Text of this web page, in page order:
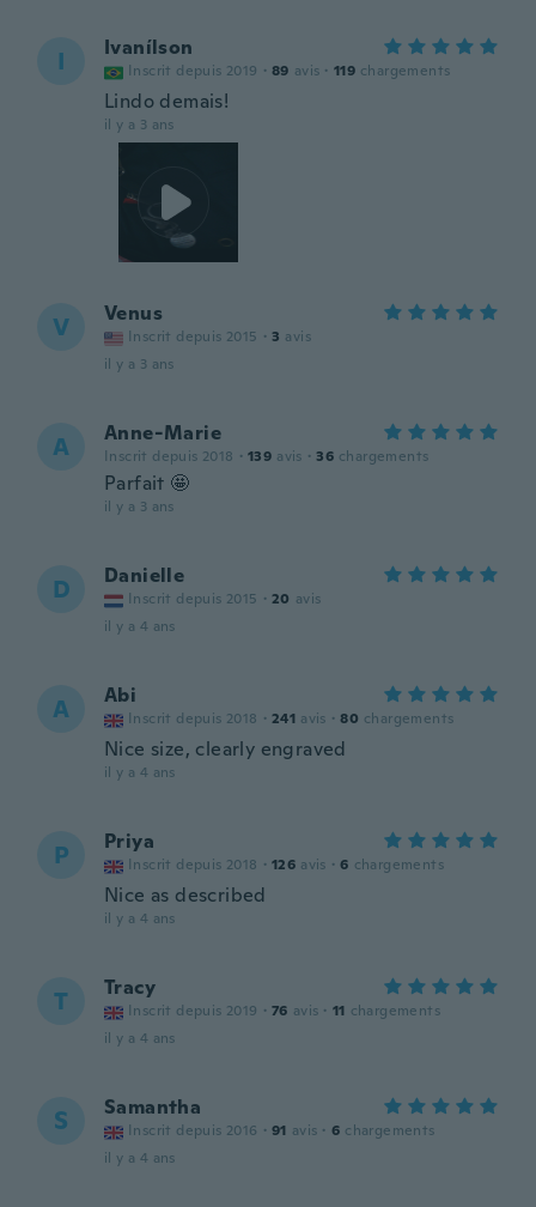
I Ivanílson
Inscrit depuis 2019 · 89 avis · 119 chargements
Lindo demais!
il y a 3 ans
V Venus
Inscrit depuis 2015 · 3 avis
il y a 3 ans
A Anne-Marie
Inscrit depuis 2018 · 139 avis · 36 chargements
Parfait 🤩
il y a 3 ans
D Danielle
Inscrit depuis 2015 · 20 avis
il y a 4 ans
A Abi
Inscrit depuis 2018 · 241 avis · 80 chargements
Nice size, clearly engraved
il y a 4 ans
P Priya
Inscrit depuis 2018 · 126 avis · 6 chargements
Nice as described
il y a 4 ans
T Tracy
Inscrit depuis 2019 · 76 avis · 11 chargements
il y a 4 ans
S Samantha
Inscrit depuis 2016 · 91 avis · 6 chargements
il y a 4 ans